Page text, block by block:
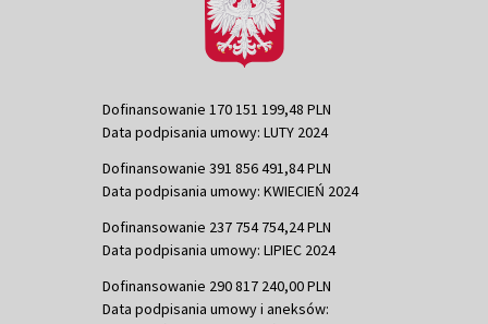
Dofinansowanie 170 151 199,48 PLN
Data podpisania umowy: LUTY 2024
Dofinansowanie 391 856 491,84 PLN
Data podpisania umowy: KWIECIEŃ 2024
Dofinansowanie 237 754 754,24 PLN
Data podpisania umowy: LIPIEC 2024
Dofinansowanie 290 817 240,00 PLN
Data podpisania umowy i aneksów: